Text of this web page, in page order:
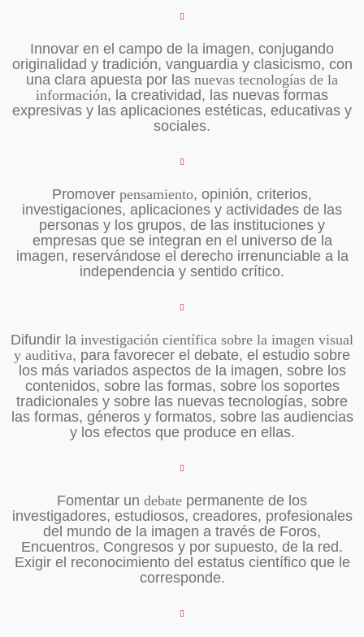
Innovar en el campo de la imagen, conjugando
originalidad y tradición, vanguardia y clasicismo, con
una clara apuesta por las nuevas tecnologías de la
información, la creatividad, las nuevas formas
expresivas y las aplicaciones estéticas, educativas y
sociales.
Promover pensamiento, opinión, criterios,
investigaciones, aplicaciones y actividades de las
personas y los grupos, de las instituciones y
empresas que se integran en el universo de la
imagen, reservándose el derecho irrenunciable a la
independencia y sentido crítico.
Difundir la investigación científica sobre la imagen visual
y auditiva, para favorecer el debate, el estudio sobre
los más variados aspectos de la imagen, sobre los
contenidos, sobre las formas, sobre los soportes
tradicionales y sobre las nuevas tecnologías, sobre
las formas, géneros y formatos, sobre las audiencias
y los efectos que produce en ellas.
Fomentar un debate permanente de los
investigadores, estudiosos, creadores, profesionales
del mundo de la imagen a través de Foros,
Encuentros, Congresos y por supuesto, de la red.
Exigir el reconocimiento del estatus científico que le
corresponde.